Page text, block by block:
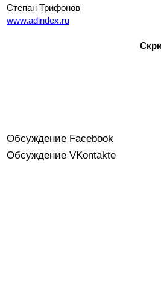
Степан Трифонов
www.adindex.ru
Обсуждение Facebook
Обсуждение VKontakte